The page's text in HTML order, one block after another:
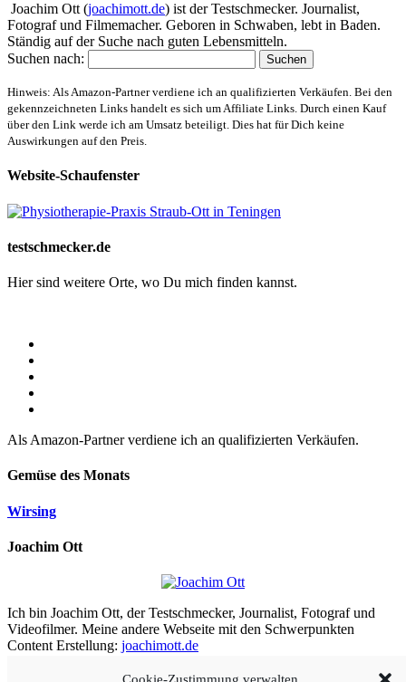
Joachim Ott (joachimott.de) ist der Testschmecker. Journalist,
Fotograf und Filmemacher. Geboren in Schwaben, lebt in Baden.
Ständig auf der Suche nach guten Lebensmitteln.
Suchen nach:
Hinweis: Als Amazon-Partner verdiene ich an qualifizierten Verkäufen. Bei den
gekennzeichneten Links handelt es sich um Affiliate Links. Durch einen Kauf
über den Link werde ich am Umsatz beteiligt. Dies hat für Dich keine
Auswirkungen auf den Preis.
Website-Schaufenster
testschmecker.de
Hier sind weitere Orte, wo Du mich finden kannst.
Als Amazon-Partner verdiene ich an qualifizierten Verkäufen.
Gemüse des Monats
Wirsing
Joachim Ott
Ich bin Joachim Ott, der Testschmecker, Journalist, Fotograf und
Videofilmer. Meine andere Webseite mit den Schwerpunkten
Content Erstellung: joachimott.de
Cookie-Zustimmung verwalten